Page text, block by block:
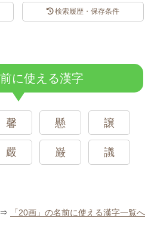
検索履歴・保存条件
に使える漢字
馨 懸 譲
嚴 巌 議
⇒ 「20画」の名前に使える漢字一覧へ